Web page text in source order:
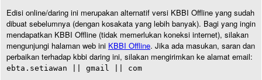
Edisi online/daring ini merupakan alternatif versi KBBI Offline yang sudah
dibuat sebelumnya (dengan kosakata yang lebih banyak). Bagi yang ingin
mendapatkan KBBI Offline (tidak memerlukan koneksi internet), silakan
mengunjungi halaman web ini KBBI Offline. Jika ada masukan, saran dan
perbaikan terhadap kbbi daring ini, silakan mengirimkan ke alamat email:
ebta.setiawan || gmail || com